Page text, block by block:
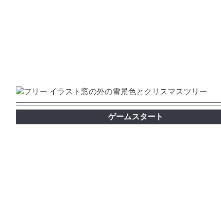
ゲームスタート